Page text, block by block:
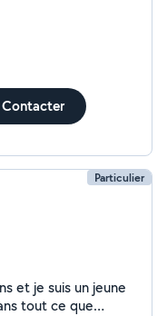
Contacter
Particulier
tout ce que